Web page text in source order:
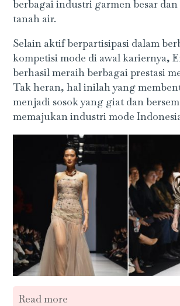
berbagai industri garmen besar
tanah air.
Selain aktif berpartisipasi dalam
kompetisi mode di awal kariernya,
berhasil meraih berbagai prestasi
Tak heran, hal inilah yang
menjadi sosok yang giat dan
memajukan industri mode
Read more